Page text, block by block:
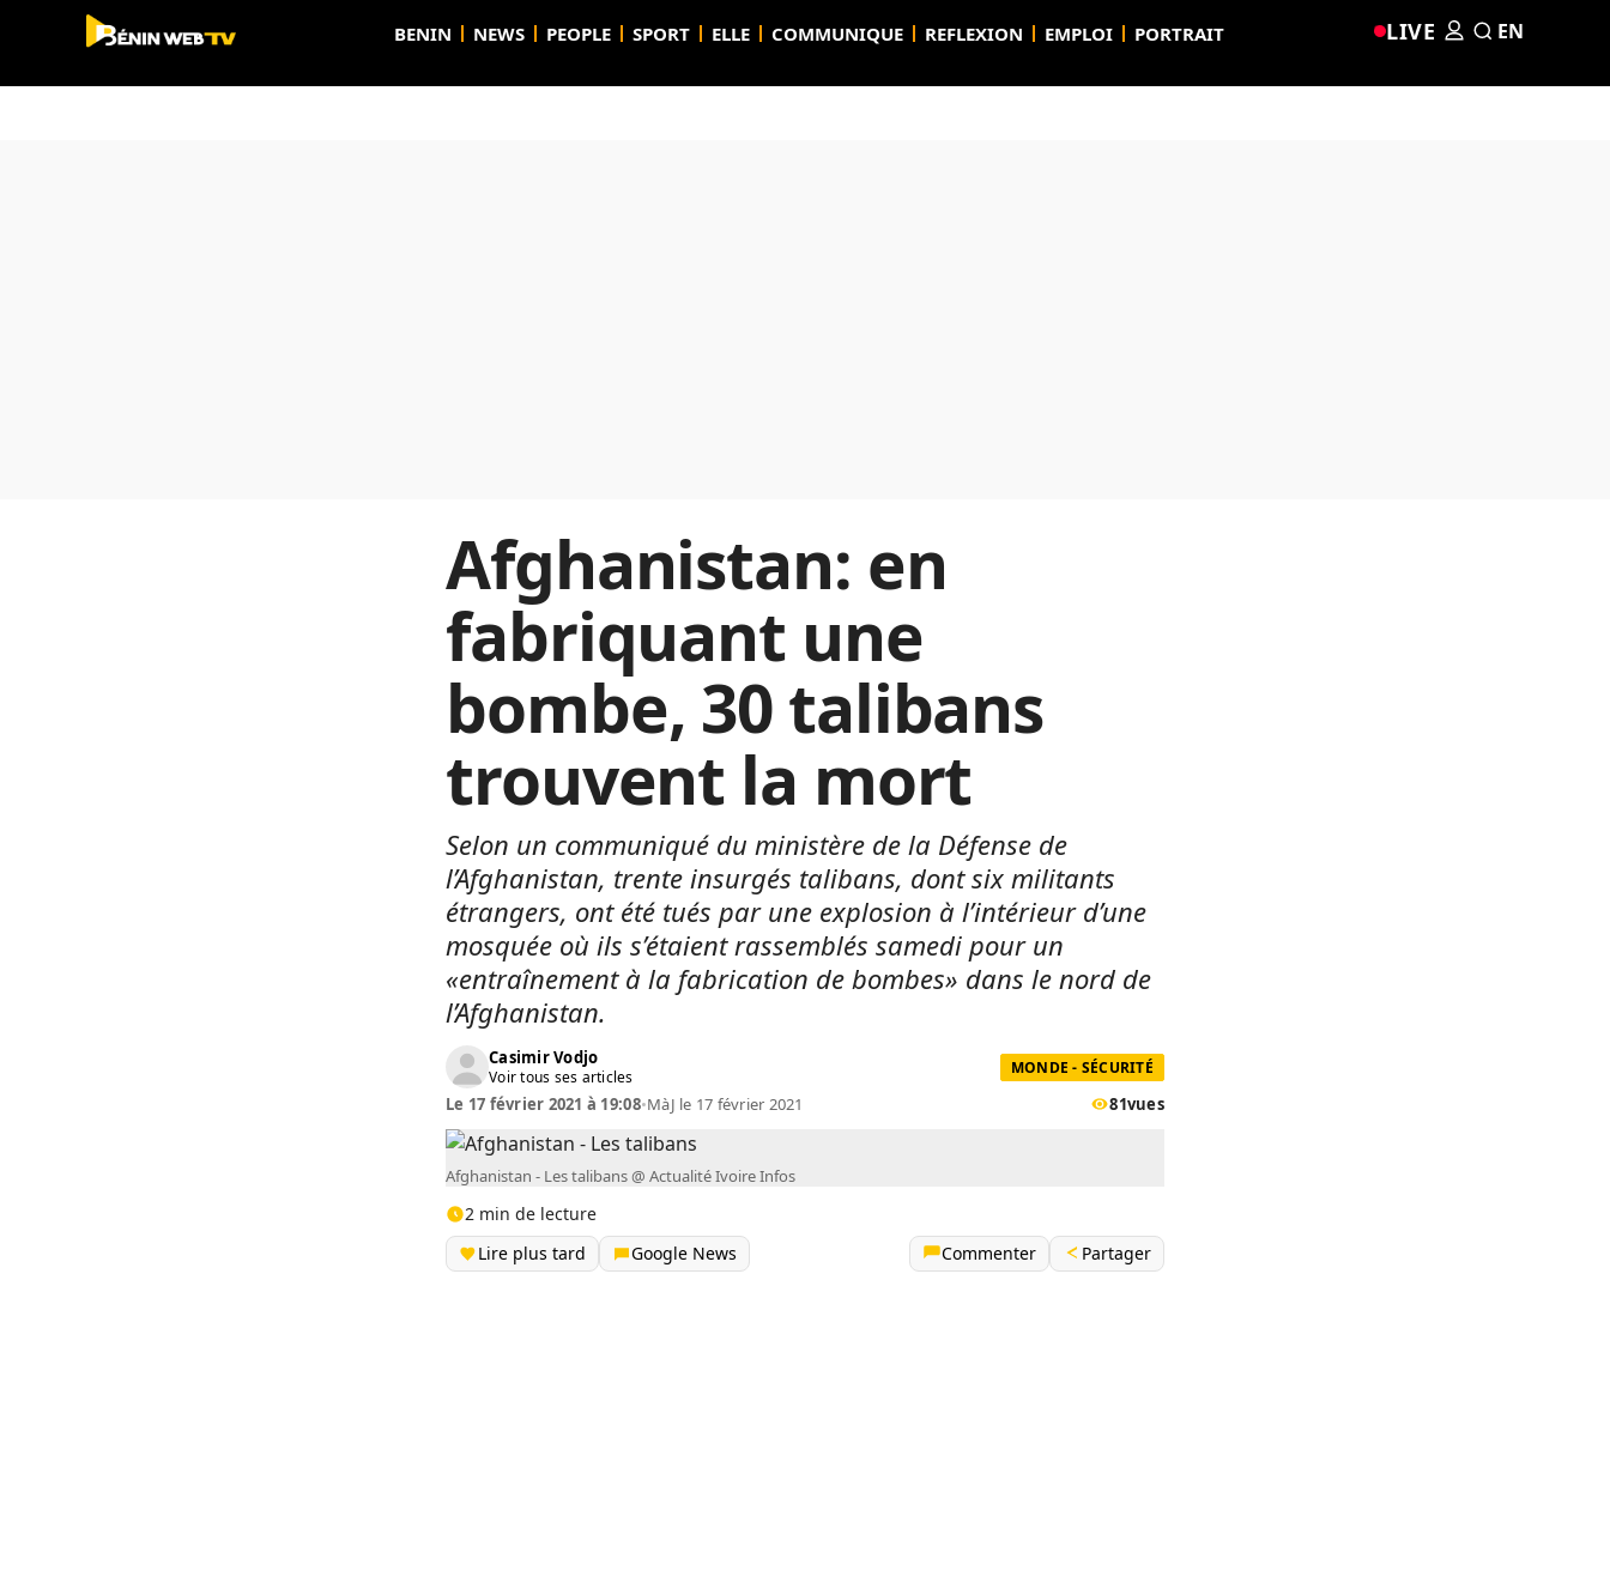
BENIN NEWS PEOPLE SPORT ELLE COMMUNIQUE REFLEXION EMPLOI PORTRAIT LIVE EN
Afghanistan: en
fabriquant une
bombe, 30 talibans
trouvent la mort
Selon un communiqué du ministère de la Défense de
l’Afghanistan, trente insurgés talibans, dont six militants
étrangers, ont été tués par une explosion à l’intérieur d’une
mosquée où ils s’étaient rassemblés samedi pour un
«entraînement à la fabrication de bombes» dans le nord de
l’Afghanistan.
Casimir Vodjo
Voir tous ses articles MONDE - SÉCURITÉ
Le 17 février 2021 à 19:08•MàJ le 17 février 2021 81vues
Afghanistan - Les talibans @ Actualité Ivoire Infos
2 min de lecture
Lire plus tard
Google News Commenter Partager